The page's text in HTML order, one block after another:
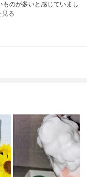
のが多いと感じていまし
見る